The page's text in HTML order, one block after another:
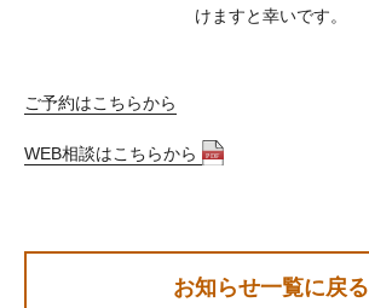
けますと幸いです。
ご予約はこちらから
WEB相談はこちらから
お知らせ一覧に戻る